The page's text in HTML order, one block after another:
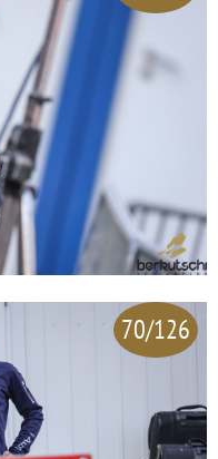
70/126